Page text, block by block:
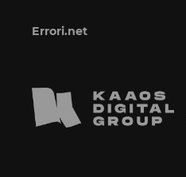
Errori.net